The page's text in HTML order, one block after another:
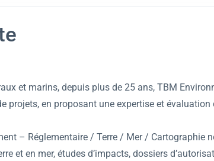
et marins, depuis plus de 25 ans, TBM
projets, en proposant une expertise et
– Réglementaire / Terre / Mer / Cartographie
et en mer, études d’impacts, dossiers